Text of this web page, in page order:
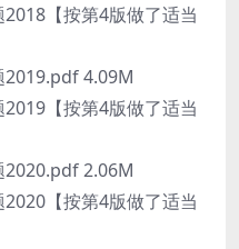
【按第4版做了适当
4.09M
【按第4版做了适当
2.06M
【按第4版做了适当